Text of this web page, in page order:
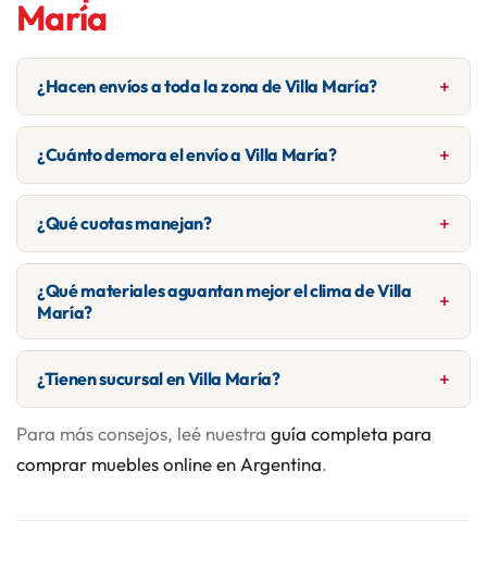
María
¿Hacen envíos a toda la zona de Villa María?
Peña, Almirante Brown y zonas cercanas. Para
localidades más alejadas, consultanos por WhatsApp.
¿Cuánto demora el envío a Villa María?
especiales pueden tardar 10-20 días.
¿Qué cuotas manejan?
Hasta 12 cuotas con todas las tarjetas y promociones
bancarias rotativas. La transferencia bancaria suele
¿Qué materiales aguantan mejor el clima de Villa
María?
para todo tipo de espacio.
¿Tienen sucursal en Villa María?
Nuestro showroom está en Santa Fe capital. Podés
consultar el catálogo online o por WhatsApp para
Para más consejos, leé nuestra guía completa para
comprar muebles online en Argentina.